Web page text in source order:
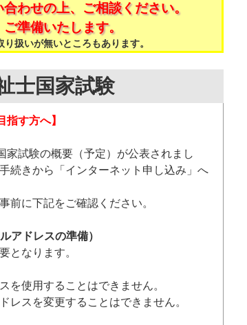
わせの上、ご相談ください。
準備いたします。
扱いが無いところもあります。
士国家試験
指す方へ】
家試験の概要（予定）が公表されまし
続きから「インターネット申し込み」へ
前に下記をご確認ください。
アドレスの準備）
となります。
使用することはできません。
スを変更することはできません。